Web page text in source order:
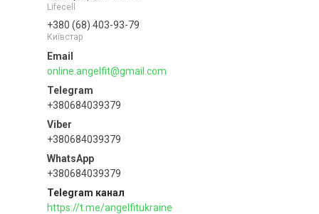
Lifecell
+380 (68) 403-93-79
Київстар
online.angelfit@gmail.com
+380684039379
+380684039379
+380684039379
Telegram канал
https://t.me/angelfitukraine